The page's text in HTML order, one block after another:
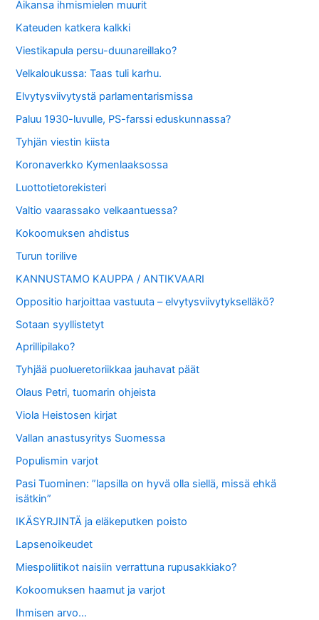
Aikansa ihmismielen muurit
Kateuden katkera kalkki
Viestikapula persu-duunareillako?
Velkaloukussa: Taas tuli karhu.
Elvytysviivytystä parlamentarismissa
Paluu 1930-luvulle, PS-farssi eduskunnassa?
Tyhjän viestin kiista
Koronaverkko Kymenlaaksossa
Luottotietorekisteri
Valtio vaarassako velkaantuessa?
Kokoomuksen ahdistus
Turun torilive
KANNUSTAMO KAUPPA / ANTIKVAARI
Oppositio harjoittaa vastuuta – elvytysviivytykselläkö?
Sotaan syyllistetyt
Aprillipilako?
Tyhjää puolueretoriikkaa jauhavat päät
Olaus Petri, tuomarin ohjeista
Viola Heistosen kirjat
Vallan anastusyritys Suomessa
Populismin varjot
Pasi Tuominen: ”lapsilla on hyvä olla siellä, missä ehkä
isätkin”
IKÄSYRJINTÄ ja eläkeputken poisto
Lapsenoikeudet
Miespoliitikot naisiin verrattuna rupusakkiako?
Kokoomuksen haamut ja varjot
Ihmisen arvo…